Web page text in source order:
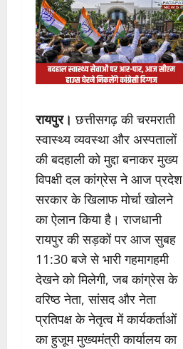
रायपुर। छत्तीसगढ़ की चरमराती
स्वास्थ्य व्यवस्था और अस्पतालों
की बदहाली को मुद्दा बनाकर मुख्य
विपक्षी दल कांग्रेस ने आज प्रदेश
सरकार के खिलाफ मोर्चा खोलने
का ऐलान किया है। राजधानी
रायपुर की सड़कों पर आज सुबह
11:30 बजे से भारी गहमागहमी
देखने को मिलेगी, जब कांग्रेस के
वरिष्ठ नेता, सांसद और नेता
प्रतिपक्ष के नेतृत्व में कार्यकर्ताओं
का हुजूम मुख्यमंत्री कार्यालय का